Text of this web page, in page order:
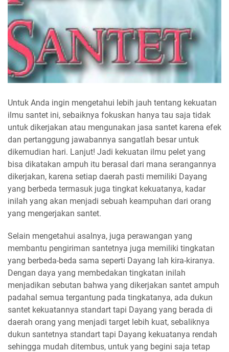
Untuk Anda ingin mengetahui lebih jauh tentang kekuatan
ilmu santet ini, sebaiknya fokuskan hanya tau saja tidak
untuk dikerjakan atau mengunakan jasa santet karena efek
dan pertanggung jawabannya sangatlah besar untuk
dikemudian hari. Lanjut! Jadi kekuatan ilmu pelet yang
bisa dikatakan ampuh itu berasal dari mana serangannya
dikerjakan, karena setiap daerah pasti memiliki Dayang
yang berbeda termasuk juga tingkat kekuatanya, kadar
inilah yang akan menjadi sebuah keampuhan dari orang
yang mengerjakan santet.
Selain mengetahui asalnya, juga perawangan yang
membantu pengiriman santetnya juga memiliki tingkatan
yang berbeda-beda sama seperti Dayang lah kira-kiranya.
Dengan daya yang membedakan tingkatan inilah
menjadikan sebutan bahwa yang dikerjakan santet ampuh
padahal semua tergantung pada tingkatanya, ada dukun
santet kekuatannya standart tapi Dayang yang berada di
daerah orang yang menjadi target lebih kuat, sebaliknya
dukun santetnya standart tapi Dayang kekuatanya rendah
sehingga mudah ditembus, untuk yang begini saja tetap